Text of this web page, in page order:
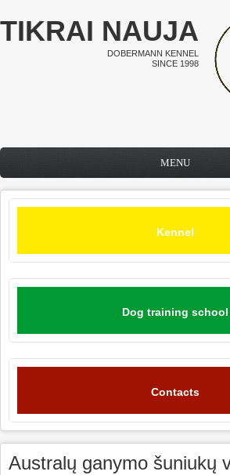
Skip to main content
TIKRAI NAUJA
DOBERMANN KENNEL
SINCE 1998
MENU
Kennel
Dog training school
Contacts
Australų ganymo šuniukų